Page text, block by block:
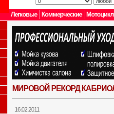
Легковые Коммерческие
МИРОВОЙ РЕКОРД
16.02.2011